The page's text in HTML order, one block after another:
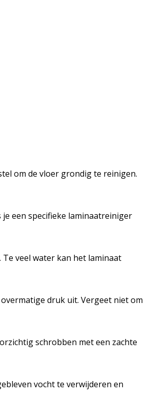
om de vloer grondig te reinigen.
een specifieke laminaatreiniger
veel water kan het laminaat
druk uit. Vergeet niet om
schrobben met een zachte
vocht te verwijderen en